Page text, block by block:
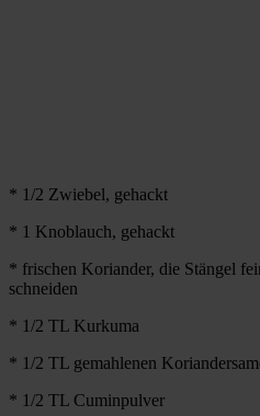
* 1/2 Zwiebel, gehackt
* 1 Knoblauch, gehackt
* frischen Koriander, die Stängel
schneiden
* 1/2 TL Kurkuma
* 1/2 TL gemahlenen
* 1/2 TL Cuminpulver